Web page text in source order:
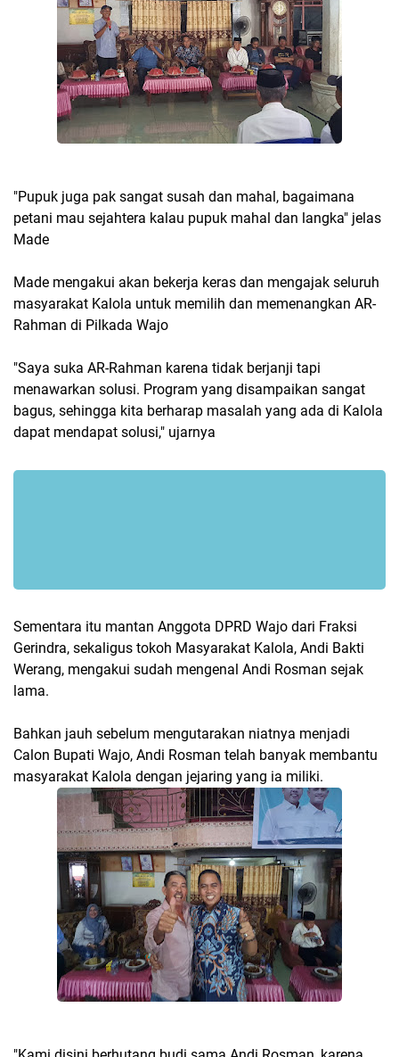
"Pupuk juga pak sangat susah dan mahal, bagaimana
petani mau sejahtera kalau pupuk mahal dan langka" jelas
Made
Made mengakui akan bekerja keras dan mengajak seluruh
masyarakat Kalola untuk memilih dan memenangkan AR-
Rahman di Pilkada Wajo
"Saya suka AR-Rahman karena tidak berjanji tapi
menawarkan solusi. Program yang disampaikan sangat
bagus, sehingga kita berharap masalah yang ada di Kalola
dapat mendapat solusi," ujarnya
Sementara itu mantan Anggota DPRD Wajo dari Fraksi
Gerindra, sekaligus tokoh Masyarakat Kalola, Andi Bakti
Werang, mengakui sudah mengenal Andi Rosman sejak
lama.
Bahkan jauh sebelum mengutarakan niatnya menjadi
Calon Bupati Wajo, Andi Rosman telah banyak membantu
masyarakat Kalola dengan jejaring yang ia miliki.